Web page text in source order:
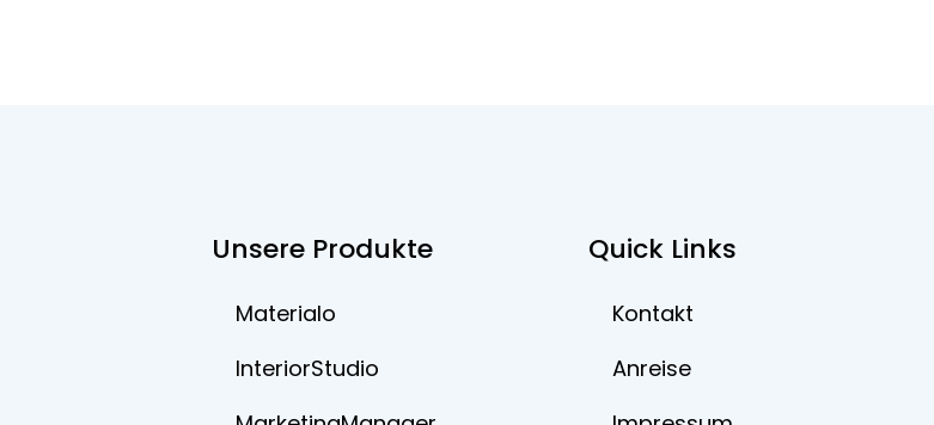
Unsere Produkte
Materialo
InteriorStudio
Quick Links
Kontakt
Anreise